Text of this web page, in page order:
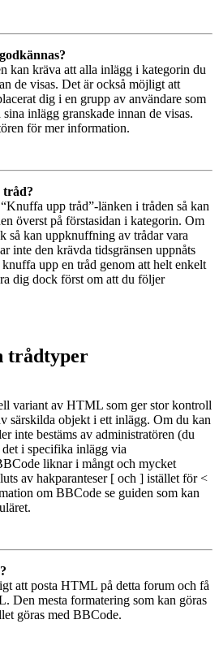
kan kräva att alla inlägg i kategorin du
de visas. Det är också möjligt att
dig i en grupp av användare som
inlägg granskade innan de visas.
för mer information.
upp tråd”-länken i tråden så kan
överst på förstasidan i kategorin. Om
så kan uppknuffning av trådar vara
inte den krävda tidsgränsen uppnåts
upp en tråd genom att helt enkelt
dig dock först om att du följer
trådtyper
variant av HTML som ger stor kontroll
särskilda objekt i ett inlägg. Om du kan
inte bestäms av administratören (du
i specifika inlägg via
liknar i mångt och mycket
av hakparanteser [ och ] istället för <
om BBCode se guiden som kan
att posta HTML på detta forum och få
Den mesta formatering som kan göras
göras med BBCode.